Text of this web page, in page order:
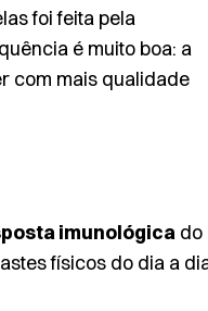
foi feita pela
é muito boa: a
com mais qualidade
imunológica do
físicos do dia a